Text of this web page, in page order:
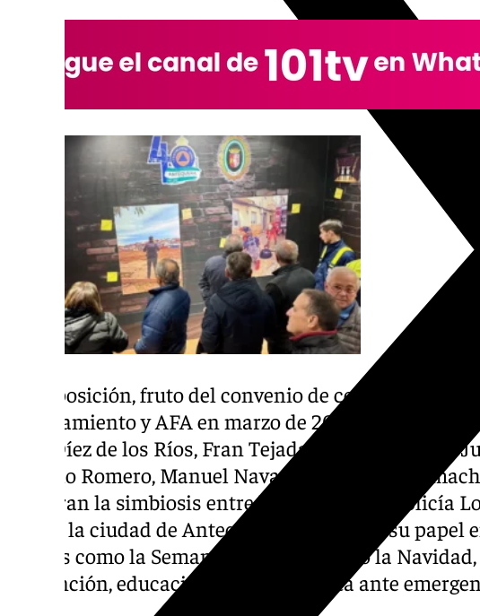
La exposición, fruto del convenio de colaboración
Ayuntamiento y AFA en marzo de 2024, incluye
José Díez de los Ríos, Fran Tejada, Carmen Espejo,
Manolo Romero, Manuel Navarro y Yolanda
capturan la simbiosis entre los cuerpos de Policía
Civil y la ciudad de Antequera, mostrando su papel
locales como la Semana Santa, la Feria o la
prevención, educación vial y respuesta ante